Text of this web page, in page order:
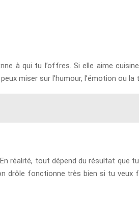
à qui tu l’offres. Si elle aime
miser sur l’humour, l’émotion ou
réalité, tout dépend du résultat que
drôle fonctionne très bien si tu veux